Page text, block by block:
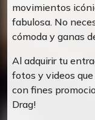
movimientos
fabulosa. No
cómoda y ganas
Al adquirir tu
fotos y videos
con fines
Drag!